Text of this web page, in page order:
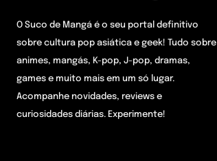
O Suco de Mangá é o seu portal definitivo
sobre cultura pop asiática e geek! Tudo sobre
animes, mangás, K-pop, J-pop, dramas,
games e muito mais em um só lugar.
Acompanhe novidades, reviews e
curiosidades diárias. Experimente!